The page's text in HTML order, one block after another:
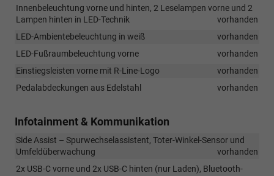
die
18-
Zoll-
„York“
anstelle
bisher
Bei
Lager-
Innenbeleuchtung vorne und hinten, 2 Leselampen vorne und 2
Lampen hinten in LED-Technik
vorhanden
LED-Ambientebeleuchtung in weiß
vorhanden
LED-Fußraumbeleuchtung vorne
vorhanden
Einstiegsleisten vorne mit R-Line-Logo
vorhanden
Pedalabdeckungen aus Edelstahl
vorhanden
Infotainment & Kommunikation
Side Assist – Spurwechselassistent, Toter-Winkel-Sensor und
Umfeldüberwachung
vorhanden
2x USB-C vorne und 2x USB-C hinten (nur Laden), Bluetooth-